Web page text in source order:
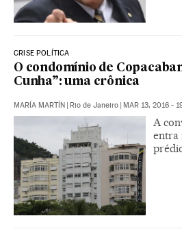
CRISE POLÍTICA
O condomínio de
Cunha”: uma crônica
MARÍA MARTÍN | Rio de Janeiro | MAR 13, 2016 -
A
entra